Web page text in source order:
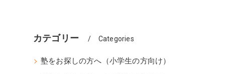
カテゴリー Categories
塾をお探しの方へ（小学生の方向け）